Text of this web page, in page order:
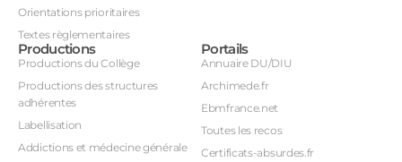
Orientations prioritaires
Textes règlementaires
Productions
Productions du Collège
Productions des structures
adhérentes
Labellisation
Addictions et médecine générale
Portails
Annuaire DU/DIU
Archimede.fr
Ebmfrance.net
Toutes les recos
Certificats-absurdes.fr